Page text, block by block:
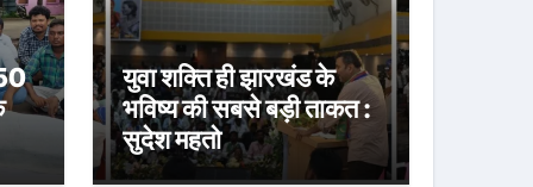
युवा शक्ति ही झारखंड के
भविष्य की सबसे बड़ी ताकत :
सुदेश महतो